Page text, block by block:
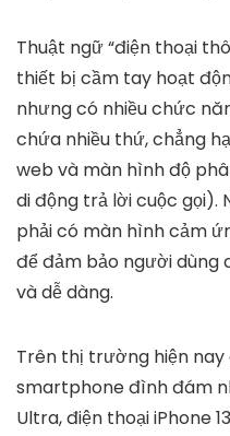
Thuật ngữ “điện thoại
thiết bị cầm tay hoạt
nhưng có nhiều chức
chứa nhiều thứ, chẳng
web và màn hình độ
di động trả lời cuộc gọi).
phải có màn hình cảm
để đảm bảo người dùng
và dễ dàng.
Trên thị trường hiện nay
smartphone đình đám
Ultra, điện thoại iPhone